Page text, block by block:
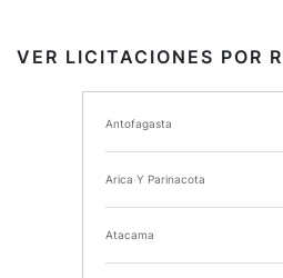
I MUNICIPALIDAD DE
INSTITUTO NACIONAL DE
SERVICIO DE SALUD DEL MAULE
TALCA
VER LICITACIONES POR
Antofagasta
Arica Y Parinacota
Atacama